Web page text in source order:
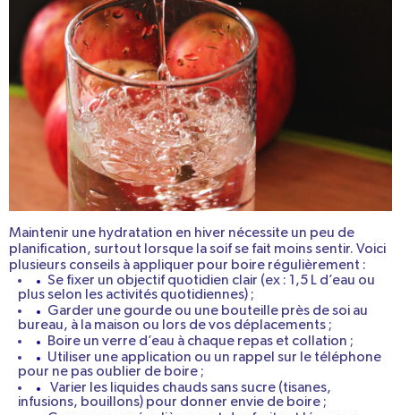
Maintenir une hydratation en hiver nécessite un peu de
planification, surtout lorsque la soif se fait moins sentir. Voici
plusieurs conseils à appliquer pour boire régulièrement :
Se fixer un objectif quotidien clair (ex : 1,5 L d’eau ou
plus selon les activités quotidiennes) ;
Garder une gourde ou une bouteille près de soi au
bureau, à la maison ou lors de vos déplacements ;
Boire un verre d’eau à chaque repas et collation ;
Utiliser une application ou un rappel sur le téléphone
pour ne pas oublier de boire ;
Varier les liquides chaudssans sucre (tisanes,
infusions, bouillons) pour donner envie de boire ;